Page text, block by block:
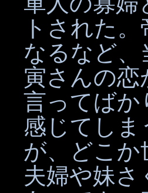
トされた
なるなど
寅さんの
言ってばか
感じてしま
が、どこ
夫婦や妹